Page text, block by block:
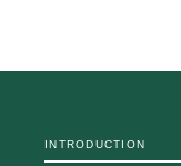
INTRODUCTION